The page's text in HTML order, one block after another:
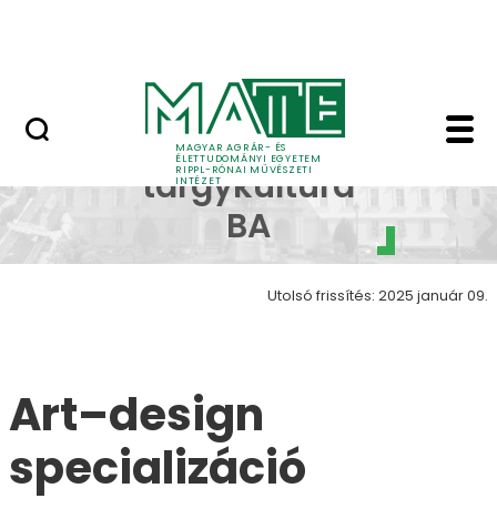
MAGYAR AGRÁR- ÉS
ÉLETTUDOMÁNYI EGYETEM
RIPPL-RÓNAI MŰVÉSZETI
INTÉZET
Art design galéria
Kézműves
tárgykultúra
BA
Utolsó frissítés: 2025 január 09.
Art–design
specializáció